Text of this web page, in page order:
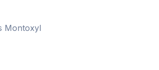
Montoxyl